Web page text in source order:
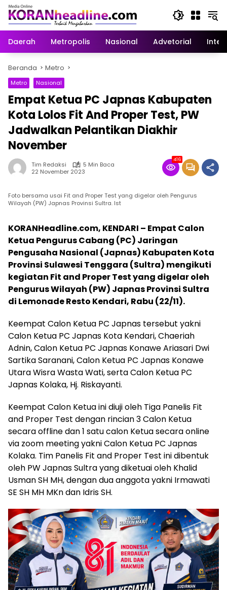
Langsung
konten
Daerah
Metropolis Nasional Advetorial
Beranda Metro
Metro Nasional
Empat Ketua PC Japnas Kabupaten
Kota Lolos Fit And Proper Test, PW
Jadwalkan Pelantikan Diakhir
November
Tim Redaksi
5 Min Baca
22 November 2023
416
Foto bersama usai Fit and Proper Test yang digelar oleh Pengurus
Wilayah (PW) Japnas Provinsi Sultra. Ist
KORANHeadline.com, KENDARI – Empat Calon
Ketua Pengurus Cabang (PC) Jaringan
Pengusaha Nasional (Japnas) Kabupaten Kota
Provinsi Sulawesi Tenggara (Sultra) mengikuti
kegiatan Fit and Proper Test yang digelar oleh
Pengurus Wilayah (PW) Japnas Provinsi Sultra
di Lemonade Resto Kendari, Rabu (22/11).
Keempat Calon Ketua PC Japnas tersebut yakni
Calon Ketua PC Japnas Kota Kendari, Chaeriah
Adnin, Calon Ketua PC Japnas Konawe Ariasari Dwi
Sartika Saranani, Calon Ketua PC Japnas Konawe
Utara Wisra Wasta Wati, serta Calon Ketua PC
Japnas Kolaka, Hj. Riskayanti.
Keempat Calon Ketua ini diuji oleh Tiga Panelis Fit
and Proper Test dengan rincian 3 Calon Ketua
secara offline dan 1 satu calon Ketua secara online
via zoom meeting yakni Calon Ketua PC Japnas
Kolaka. Tim Panelis Fit and Proper Test ini dibentuk
oleh PW Japnas Sultra yang diketuai oleh Khalid
Usman SH MH, dengan dua anggota yakni Irmawati
SE SH MH MKn dan Idris SH.